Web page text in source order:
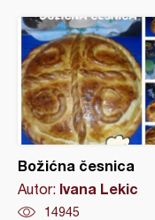
Božićna česnica
Autor: Ivana Lekic
14945